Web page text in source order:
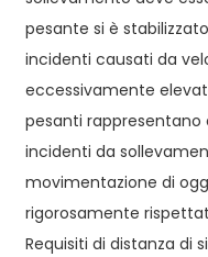
pesante si è
incidenti causati da
eccessivamente
pesanti rappresentano
incidenti da
movimentazione di
rigorosamente
Requisiti di distanza di